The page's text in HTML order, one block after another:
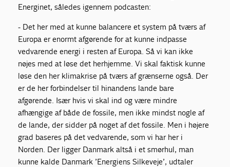
Energinet, således igennem podcasten:
- Det her med at kunne balancere et system på tværs af
Europa er enormt afgørende for at kunne indpasse
vedvarende energi i resten af Europa. Så vi kan ikke
nøjes med at løse det herhjemme. Vi skal faktisk kunne
løse den her klimakrise på tværs af grænserne også. Der
er de her forbindelser til hinandens lande bare
afgørende. Især hvis vi skal ind og være mindre
afhængige af både de fossile, men ikke mindst nogle af
de lande, der sidder på noget af det fossile. Men i højere
grad baseres på det vedvarende, som vi har her i
Norden. Der ligger Danmark altså i et smørhul, man
kunne kalde Danmark ’Energiens Silkeveje’, udtaler